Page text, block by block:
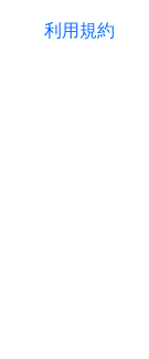
利用規約